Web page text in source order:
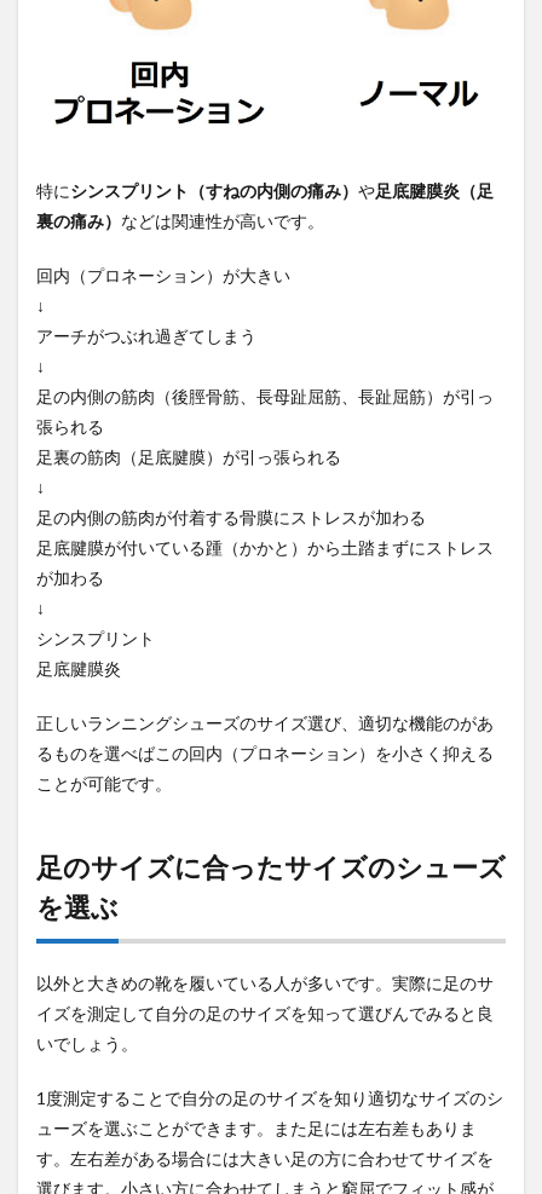
ヒー
ルカ
の幅
と硬
トソ
の中
央の
強度
3.2.1
見方
4
まと
特にシンスプリント（すねの内側の痛み） や足底腱膜炎（足
裏の痛み） などは関連性が高いです。
回内（プロネーション）が大きい
↓
アーチがつぶれ過ぎてしまう
↓
足の内側の筋肉（後脛骨筋、長母趾屈筋、長趾屈筋）が引っ
張られる
足裏の筋肉（足底腱膜）が引っ張られる
↓
足の内側の筋肉が付着する骨膜にストレスが加わる
足底腱膜が付いている踵（かかと）から土踏まずにストレス
が加わる
↓
シンスプリント
足底腱膜炎
正しいランニングシューズのサイズ選び、適切な機能のがあ
るものを選べばこの回内（プロネーション）を小さく抑える
ことが可能です。
足のサイズに合ったサイズのシューズ
を選ぶ
以外と大きめの靴を履いている人が多いです。実際に足のサ
イズを測定して自分の足のサイズを知って選びんでみると良
いでしょう。
1度測定することで自分の足のサイズを知り適切なサイズのシ
ューズを選ぶことができます。また足には左右差もありま
す。左右差がある場合には大きい足の方に合わせてサイズを
選びます。小さい方に合わせてしまうと窮屈でフィット感が